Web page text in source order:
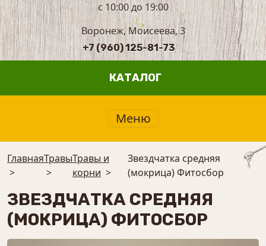
с 10:00 до 19:00
Воронеж, Моисеева, 3
+7 (960) 125-81-73
КАТАЛОГ
Меню
Главная
>
Травы
>
Травы и
корни >
Звездчатка средняя
(мокрица) Фитосбор
ЗВЕЗДЧАТКА СРЕДНЯЯ
(МОКРИЦА) ФИТОСБОР